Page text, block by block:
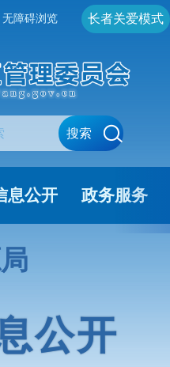
无障碍浏览 长者关爱模式
搜索
息公开 政务服务
公开